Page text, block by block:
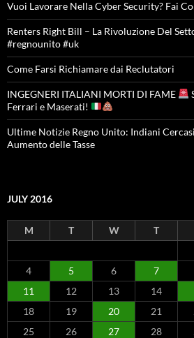
Vuoi Lavorare Nella Cyber Security? Fai
Renters Right Bill – La Rivoluzione Del
#regnounito #uk
Come Farsi Richiamare dai Reclutatori
INGEGNERI ITALIANI MORTI DI FAME
Ferrari e Maserati!
Ultime Notizie Regno Unito: Indiani
Aumento delle Tasse
JULY 2016
M T W T
4
5 6 7
11
12 13 14
18
19 20 21
25
26 27 28